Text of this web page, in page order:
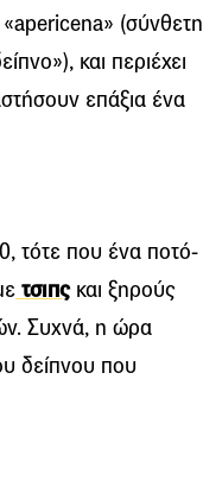
(σύνθετη
και περιέχει
επάξια ένα
τότε που ένα ποτό-
τσιπςκαι ξηρούς
Συχνά, η ώρα
δείπνου που